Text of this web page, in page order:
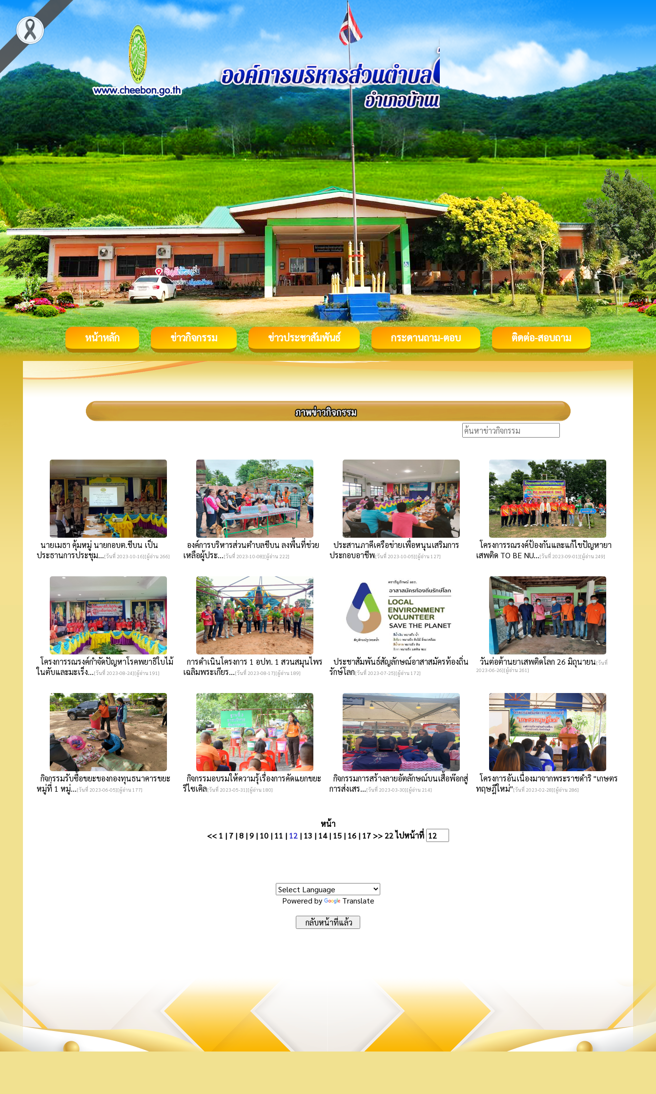
หน้าหลัก ข่าวกิจกรรม ข่าวประชาสัมพันธ์ กระดานถาม-ตอบ ติดต่อ-สอบถาม
นายเมธา คุ้มหมู่ นายกอบต.ชีบน เป็น
ประธานการประชุม...[วันที่ 2023-10-16][ผู้อ่าน 266]
องค์การบริหารส่วนตำบลชีบน ลงพื้นที่ช่วย
เหลือผู้ประ...[วันที่ 2023-10-08][ผู้อ่าน 222]
ประสานภาคีเครือข่ายเพื่อหนุนเสริมการ
ประกอบอาชีพ[วันที่ 2023-10-05][ผู้อ่าน 127]
โครงการรณรงค์ป้องกันและแก้ไขปัญหายา
เสพติด TO BE NU...[วันที่ 2023-09-01][ผู้อ่าน 249]
โครงการรณรงค์กำจัดปัญหาโรคพยาธิใบไม้
ในตับและมะเร็ง...[วันที่ 2023-08-24][ผู้อ่าน 191]
การดำเนินโครงการ 1 อปท. 1 สวนสมุนไพร
เฉลิมพระเกียร...[วันที่ 2023-08-17][ผู้อ่าน 189]
ประชาสัมพันธ์สัญลักษณ์อาสาสมัครท้องถิ่น
รักษ์โลก[วันที่ 2023-07-25][ผู้อ่าน 172]
วันต่อต้านยาเสพติดโลก 26 มิถุนายน[วันที่
2023-06-26][ผู้อ่าน 261]
กิจกรรมรับซื้อขยะของกองทุนธนาคารขยะ
หมู่ที่ 1 หมู่...[วันที่ 2023-06-05][ผู้อ่าน 177]
กิจกรรมอบรมให้ความรุ้เรื่องการคัดแยกขยะ
รีไซเคิล[วันที่ 2023-05-31][ผู้อ่าน 180]
กิจกรรมการสร้างลายอัตลักษณ์บนเสื้อพ๊อกสู่
การส่งเสร...[วันที่ 2023-03-30][ผู้อ่าน 214]
โครงการอันเนื่องมาจากพระราชดำริ "เกษตร
ทฤษฎีใหม่"[วันที่ 2023-02-28][ผู้อ่าน 286]
หน้า
<< 1 | 7 |8 |9 | 10 | 11 | 12 | 13 | 14| 15 | 16 | 17 >>22ไปหน้าที่
Powered by Translate